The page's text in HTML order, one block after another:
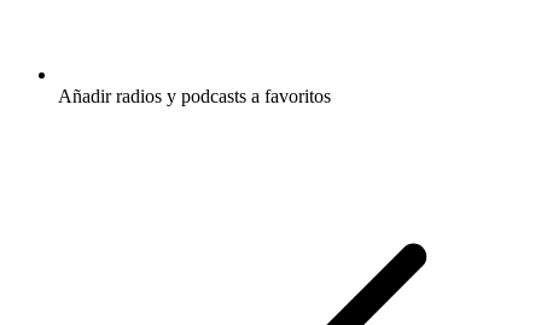
Añadir radios y podcasts a favoritos